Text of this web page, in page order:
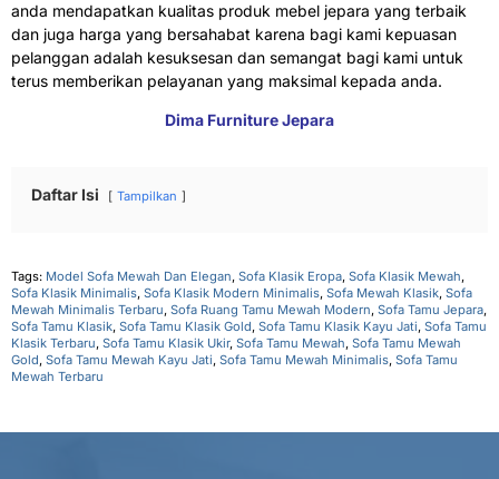
anda mendapatkan kualitas produk mebel jepara yang terbaik
dan juga harga yang bersahabat karena bagi kami kepuasan
pelanggan adalah kesuksesan dan semangat bagi kami untuk
terus memberikan pelayanan yang maksimal kepada anda.
Dima Furniture Jepara
Daftar Isi Tampilkan
Tags: Model Sofa Mewah Dan Elegan, Sofa Klasik Eropa, Sofa Klasik Mewah,
Sofa Klasik Minimalis, Sofa Klasik Modern Minimalis, Sofa Mewah Klasik, Sofa
Mewah Minimalis Terbaru, Sofa Ruang Tamu Mewah Modern, Sofa Tamu Jepara,
Sofa Tamu Klasik, Sofa Tamu Klasik Gold, Sofa Tamu Klasik Kayu Jati, Sofa Tamu
Klasik Terbaru, Sofa Tamu Klasik Ukir, Sofa Tamu Mewah, Sofa Tamu Mewah
Gold, Sofa Tamu Mewah Kayu Jati, Sofa Tamu Mewah Minimalis, Sofa Tamu
Mewah Terbaru